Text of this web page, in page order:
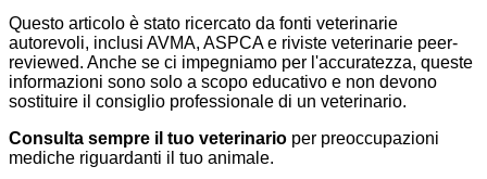
Questo articolo è stato ricercato da fonti veterinarie
autorevoli, inclusi AVMA, ASPCA e riviste veterinarie peer-
reviewed. Anche se ci impegniamo per l'accuratezza, queste
informazioni sono solo a scopo educativo e non devono
sostituire il consiglio professionale di un veterinario.
Consulta sempre il tuo veterinario per preoccupazioni
mediche riguardanti il tuo animale.